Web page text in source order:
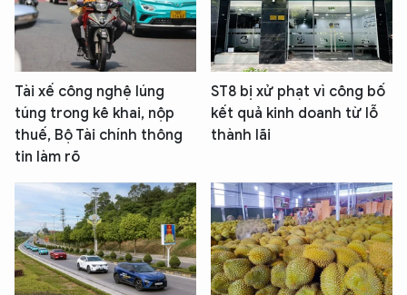
Tài xế công nghệ lúng
túng trong kê khai, nộp
thuế, Bộ Tài chính thông
tin làm rõ
ST8 bị xử phạt vì công bố
kết quả kinh doanh từ lỗ
thành lãi